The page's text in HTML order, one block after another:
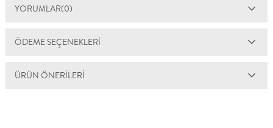
YORUMLAR(0)
ÖDEME SEÇENEKLERI
ÜRÜN ÖNERILERI